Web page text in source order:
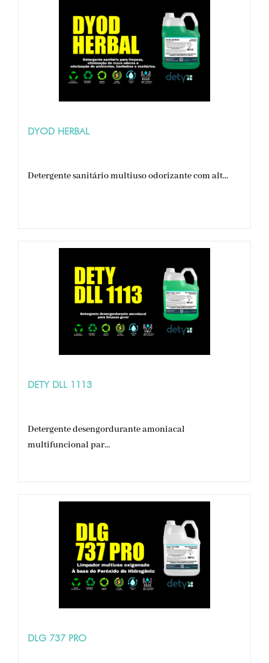
DYOD HERBAL
Detergente sanitário multiuso odorizante com alt...
DETY DLL 1113
Detergente desengordurante amoniacal
multifuncional par...
DLG 737 PRO